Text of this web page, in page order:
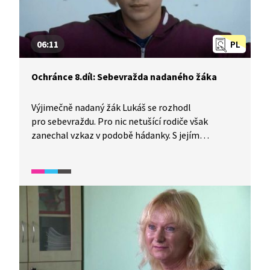
PL
06:11
Ochránce 8.díl: Sebevražda nadaného žáka
Výjimečně nadaný žák Lukáš se rozhodl
pro sebevraždu. Pro nic netušící rodiče však
zanechal vzkaz v podobě hádanky. S jejím
na komíny a pořizování videonahrávek, zároveň
upozorní také na Lukášovu beznaděj a strach
ze života plného nepochopení. Ukázku lze použít
v hodinách Občanské výchovy pro diskuzi na téma
nadání a talentu. Přidružené materiály pro učitele,
vedení škol a pro rodiče jsou zaměřeny na téma
nadaných, mimořádně nadaných a talentovaných